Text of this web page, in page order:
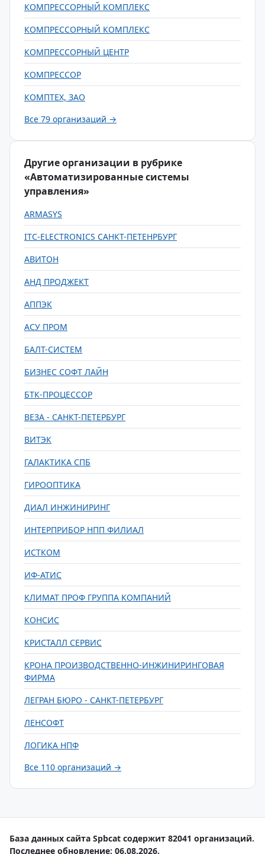
КОМПРЕССОРНЫЙ КОМПЛЕКС
КОМПРЕССОРНЫЙ КОМПЛЕКС
КОМПРЕССОРНЫЙ ЦЕНТР
КОМПРЕССОР
КОМПТЕХ, ЗАО
Все 79 организаций →
Другие организации в рубрике
«Автоматизированные системы
управления»
ARMASYS
ITC-ELECTRONICS САНКТ-ПЕТЕНРБУРГ
АВИТОН
АНД ПРОДЖЕКТ
АППЭК
АСУ ПРОМ
БАЛТ-СИСТЕМ
БИЗНЕС СОФТ ЛАЙН
БТК-ПРОЦЕССОР
ВЕЗА - САНКТ-ПЕТЕРБУРГ
ВИТЭК
ГАЛАКТИКА СПБ
ГИРООПТИКА
ДИАЛ ИНЖИНИРИНГ
ИНТЕРПРИБОР НПП ФИЛИАЛ
ИСТКОМ
ИФ-АТИС
КЛИМАТ ПРОФ ГРУППА КОМПАНИЙ
КОНСИС
КРИСТАЛЛ СЕРВИС
КРОНА ПРОИЗВОДСТВЕННО-ИНЖИНИРИНГОВАЯ
ФИРМА
ЛЕГРАН БЮРО - САНКТ-ПЕТЕРБУРГ
ЛЕНСОФТ
ЛОГИКА НПФ
Все 110 организаций →
База данных сайта Spbcat содержит 82041 организаций.
Последнее обновление: 06.08.2026.